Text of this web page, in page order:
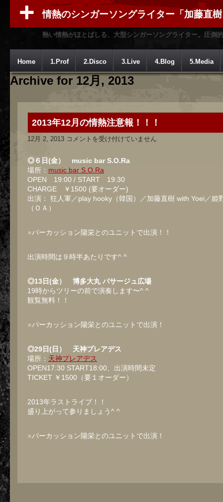
情熱のシンガーソングライター「加藤直
熱い情熱がほとばしる、大型シンガーソングライター。圧倒
Home 1.Prof 2.Disco 3.Live 4.Blog 5.Media
Archive for 12月, 2013
2013年12月の情熱注意報！！！
12月 2, 2013 2013
情
熱
注
意
報！！！
コメントを受け付けていません
◎６日(金） music bar S.O.Ra
場所： music bar S.O.Ra
OPEN 19:00 / START 19:30
CHARGE ￥1500 (要オーダー)
出演： 狂人軍／play hooky（韓国）／加藤直樹 with Yoei／姫
（ＯＡ）
※パーカッション陽栄とのユニットで出演！！
出演時間は９時半あたりです^ ^
◎13日(金） 博多大丸 パサージュ広場
19時からツリーの前で演奏します〜^ ^
観覧無料！！
※パーカッション陽栄とのユニットで出演！
◎29日(日） 天神プレアデス
場所： 天神プレアデス
OPEN17:30 START18:00、出演時間未定
TICKET ￥1500（要１オーダー）
2013年ラストライブ！！
盛り上がって参りましょう^ ^
※パーカッション陽栄とのユニットで出演！